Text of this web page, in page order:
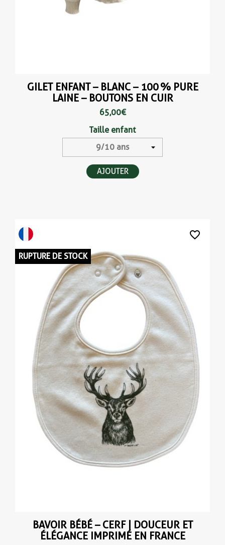
GILET ENFANT – BLANC – 100 % PURE
LAINE – BOUTONS EN CUIR
65,00 €
Taille enfant
AJOUTER
BAVOIR BÉBÉ – CERF | DOUCEUR ET
ÉLÉGANCE IMPRIMÉ EN FRANCE
RUPTURE DE STOCK
favorite_border